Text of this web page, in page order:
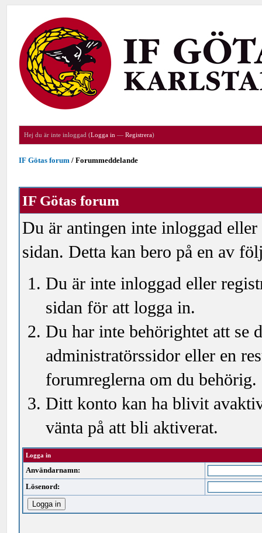
Hej du är inte inloggad (Logga in —Registrera)
IF Götas forum /Forummeddelande
IF Götas forum
Du är antingen inte inloggad
sidan. Detta kan bero på en av
Du är inte inloggad eller
sidan för att logga in.
Du har inte behörightet att se
administratörssidor eller en
forumreglerna om du behörig.
Ditt konto kan ha blivit
vänta på att bli aktiverat.
Logga in
Användarnamn:
Lösenord: